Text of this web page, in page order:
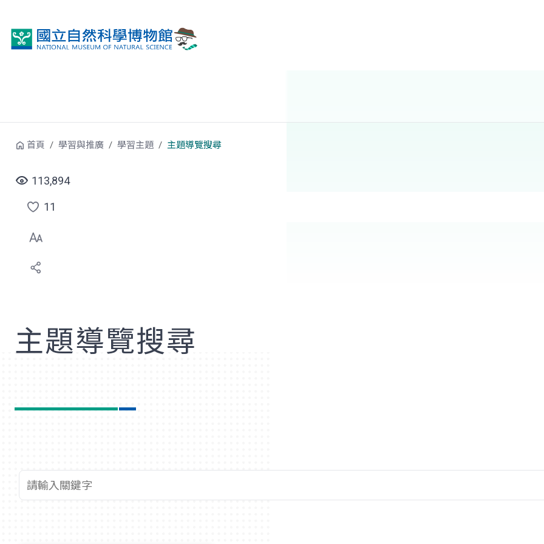
首頁 學習與推廣 學習主題 主題導覽搜尋
113,894
點
選
喜
11
主題導覽搜尋
查詢關鍵字